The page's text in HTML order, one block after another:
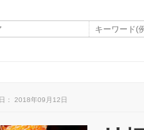
： 2018年09月12日